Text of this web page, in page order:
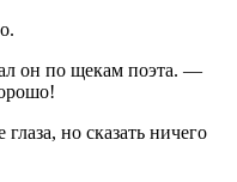
он по щекам поэта. —
но сказать ничего